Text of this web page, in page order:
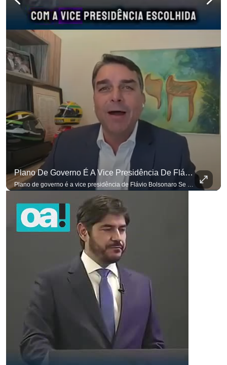
Plano De Governo É A Vice Presidência De Flávio Bolsonaro
Plano de governo é a vice presidência de Flávio Bolsonaro Se você busca informação com credibilidade, inscreva-se agora e ative o